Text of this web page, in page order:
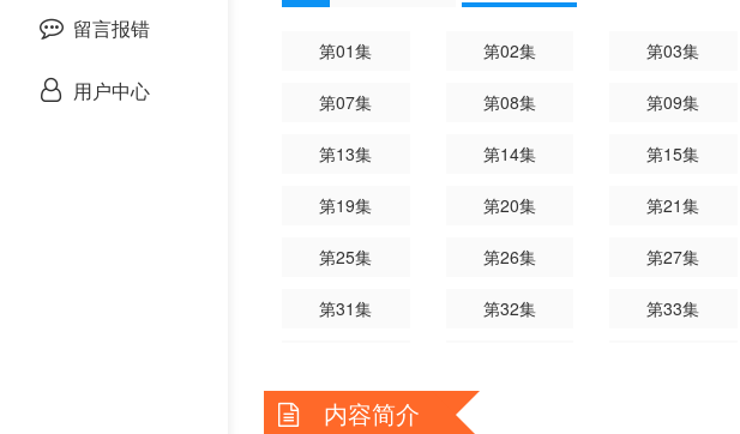
战争片
悬疑片
留言报错
用户中心
第01集 第02集 第03集
第07集 第08集 第09集
第13集 第14集 第15集
第19集 第20集 第21集
第25集 第26集 第27集
第31集 第32集 第33集
内容简介